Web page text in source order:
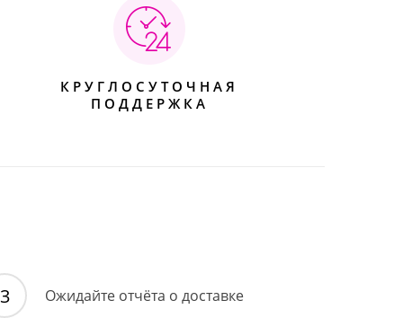
КРУГЛОСУТОЧНАЯ
ПОДДЕРЖКА
Ожидайте отчёта о доставке